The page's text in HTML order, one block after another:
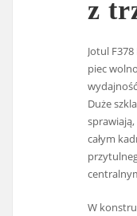
z
Jotul
piec
Duże
sprawiają,
całym
W